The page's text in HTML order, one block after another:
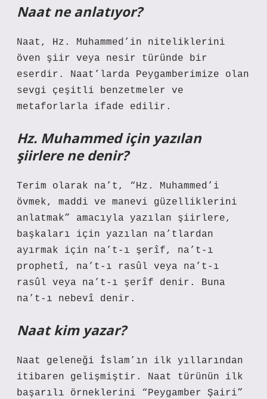
Naat ne anlatıyor?
Naat, Hz. Muhammed’in niteliklerini
öven şiir veya nesir türünde bir
eserdir. Naat’larda Peygamberimize olan
sevgi çeşitli benzetmeler ve
metaforlarla ifade edilir.
Hz. Muhammed için yazılan
şiirlere ne denir?
Terim olarak na’t, “Hz. Muhammed’i
övmek, maddi ve manevi güzelliklerini
anlatmak” amacıyla yazılan şiirlere,
başkaları için yazılan na’tlardan
ayırmak için na’t-ı şerîf, na’t-ı
prophetî, na’t-ı rasûl veya na’t-ı
rasûl veya na’t-ı şerîf denir. Buna
na’t-ı nebevî denir.
Naat kim yazar?
Naat geleneği İslam’ın ilk yıllarından
itibaren gelişmiştir. Naat türünün ilk
başarılı örneklerini “Peygamber Şairi”